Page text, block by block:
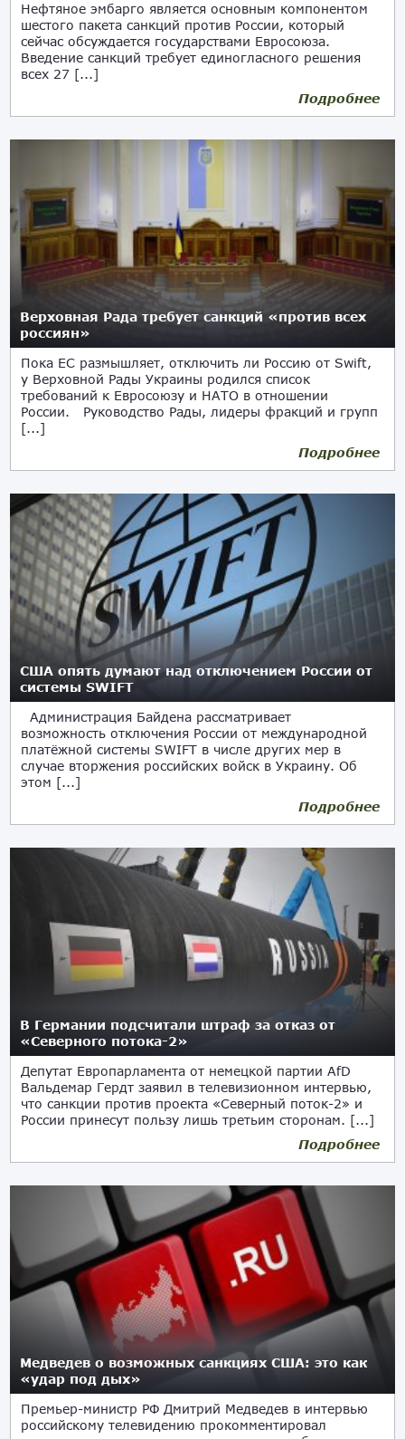
Нефтяное эмбарго является основным компонентом
шестого пакета санкций против России, который
сейчас обсуждается государствами Евросоюза.
Введение санкций требует единогласного решения
всех 27 [...]
Подробнее
Верховная Рада требует санкций «против всех
россиян»
Пока ЕС размышляет, отключить ли Россию от Swift,
у Верховной Рады Украины родился список
требований к Евросоюзу и НАТО в отношении
России. Руководство Рады, лидеры фракций и групп
[...]
Подробнее
США опять думают над отключением России от
системы SWIFT
Администрация Байдена рассматривает
возможность отключения России от международной
платёжной системы SWIFT в числе других мер в
случае вторжения российских войск в Украину. Об
этом [...]
Подробнее
В Германии подсчитали штраф за отказ от
«Северного потока-2»
Депутат Европарламента от немецкой партии AfD
Вальдемар Гердт заявил в телевизионном интервью,
что санкции против проекта «Северный поток-2» и
России принесут пользу лишь третьим сторонам. [...]
Подробнее
Медведев о возможных санкциях США: это как
«удар под дых»
Премьер-министр РФ Дмитрий Медведев в интервью
российскому телевидению прокомментировал